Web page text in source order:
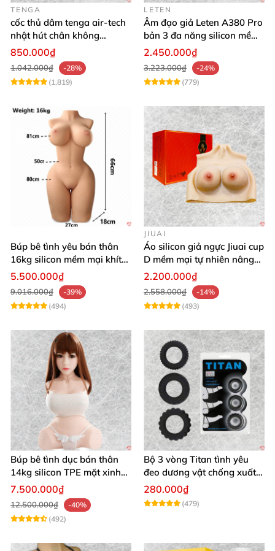
TENGA
cốc thủ dâm tenga air-tech
nhật hút chân không
silicone cao cấp nam
850.000₫
1.042.000₫
-28%
(1,819)
LETEN
Âm đạo giả Leten A380 Pro
bản 3 đa năng silicon mềm
mại
2.450.000₫
3.223.000₫
-24%
(779)
Búp bê tình yêu bán thân
16kg silicon mềm mại khít
hồng
5.500.000₫
9.016.000₫
-39%
(494)
JIUAI
Áo silicon giả ngực Jiuai cup
D mềm mại tự nhiên nâng
ngực
2.200.000₫
2.558.000₫
-14%
(493)
Búp bê tình dục bán thân
14kg silicon TPE mặt xinh
trắng hồng
7.500.000₫
12.500.000₫
-40%
(492)
Bộ 3 vòng Titan tình yêu
đeo dương vật chống xuất
tinh sớm chất liệu silicon y
tế
280.000₫
(479)